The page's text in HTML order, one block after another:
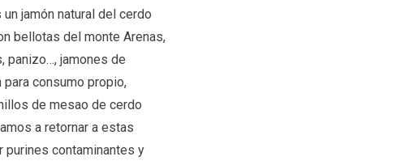
jamón natural del cerdo
bellotas del monte Arenas,
panizo…, jamones de
consumo propio,
de mesao de cerdo
a retornar a estas
contaminantes y